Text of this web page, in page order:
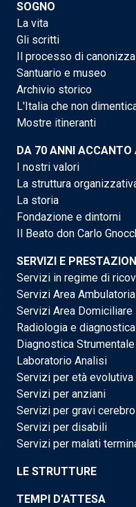
SOGNO
La vita
Gli scritti
Il processo di
Santuario e museo
Archivio storico
L'Italia che non
Mostre itineranti
DA 70 ANNI ACCANTO
I nostri valori
La struttura
La storia
Fondazione e dintorni
Il Beato don Carlo
SERVIZI E PRESTAZIONI
Servizi in regime di
Servizi Area
Servizi Area Domiciliare
Radiologia e
Diagnostica Strumentale
Laboratorio Analisi
Servizi per età
Servizi per anziani
Servizi per gravi
Servizi per disabili
Servizi per malati
LE STRUTTURE
TEMPI D'ATTESA